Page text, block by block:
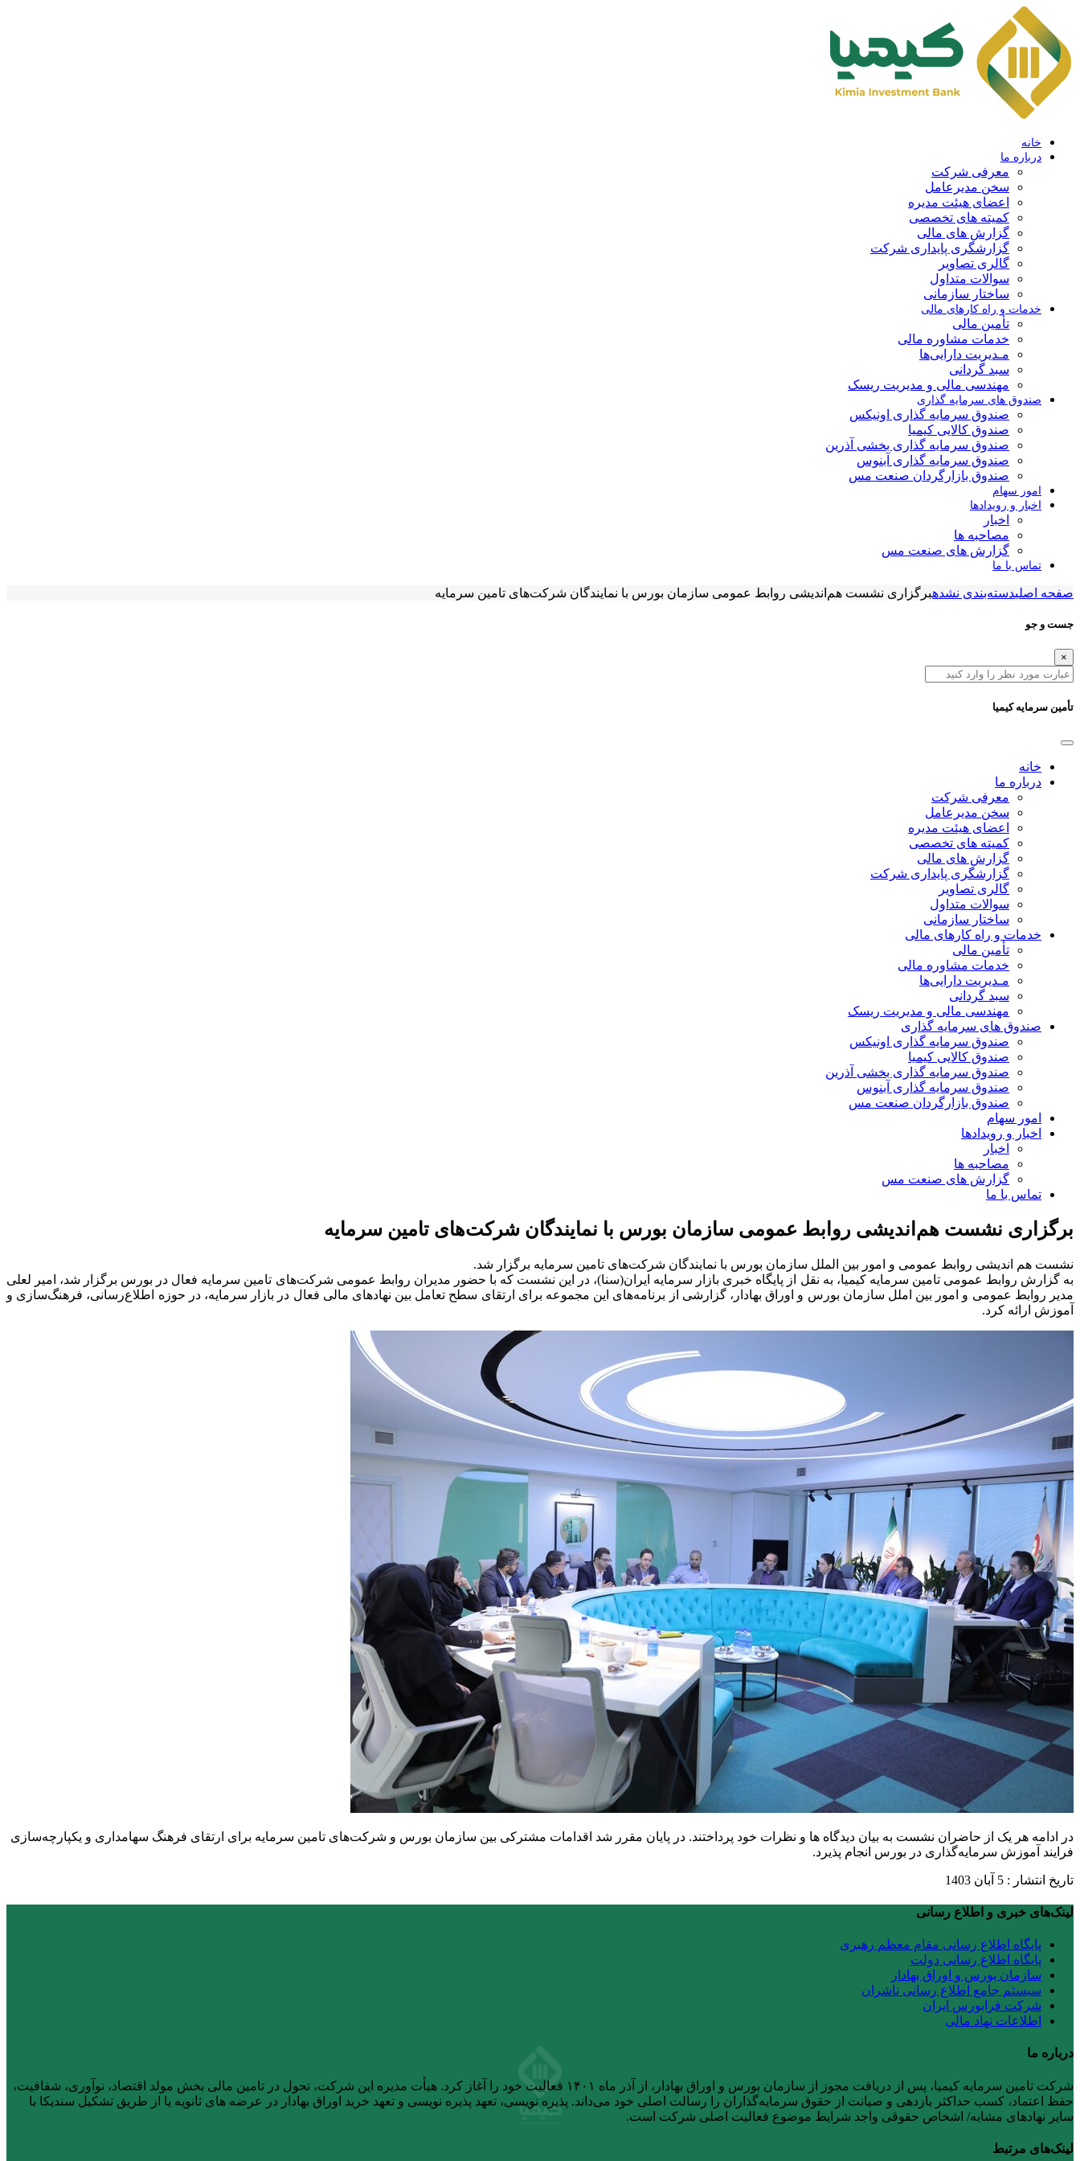
خانه
درباره ما
معرفی شرکت
سخن مدیرعامل
اعضای هیئت مدیره
کمیته های تخصصی
گزارش های مالی
گزارشگری پایداری شرکت
گالری تصاویر
سوالات متداول
ساختار سازمانی
خدمات و راه کارهای مالی
تأمین مالی
خدمات مشاوره مالی
مـدیریت دارایی‌ها
سبد گردانی
مهندسی مالی و مدیریت ریسک
صندوق های سرمایه گذاری
صندوق سرمایه گذاری اونیکس
صندوق کالایی کیمیا
صندوق سرمایه گذاری بخشی آذرین
صندوق سرمایه گذاری آبنوس
صندوق بازارگردان صنعت مس
امور سهام
اخبار و رویدادها
اخبار
مصاحبه ها
گزارش های صنعت مس
تماس با ما
صفحه اصلیدسته‌بندی نشدهبرگزاری نشست هم‌اندیشی روابط‌ عمومی سازمان بورس با نمایندگان شرکت‌های تامین سرمایه
جست و جو
×
تأمین سرمایه کیمیا
خانه
درباره ما
معرفی شرکت
سخن مدیرعامل
اعضای هیئت مدیره
کمیته های تخصصی
گزارش های مالی
گزارشگری پایداری شرکت
گالری تصاویر
سوالات متداول
ساختار سازمانی
خدمات و راه کارهای مالی
تأمین مالی
خدمات مشاوره مالی
مـدیریت دارایی‌ها
سبد گردانی
مهندسی مالی و مدیریت ریسک
صندوق های سرمایه گذاری
صندوق سرمایه گذاری اونیکس
صندوق کالایی کیمیا
صندوق سرمایه گذاری بخشی آذرین
صندوق سرمایه گذاری آبنوس
صندوق بازارگردان صنعت مس
امور سهام
اخبار و رویدادها
اخبار
مصاحبه ها
گزارش های صنعت مس
تماس با ما
برگزاری نشست هم‌اندیشی روابط‌ عمومی سازمان بورس با نمایندگان شرکت‌های تامین سرمایه
نشست هم اندیشی روابط عمومی و امور بین الملل سازمان بورس با نمایندگان شرکت‌های تامین سرمایه برگزار شد.
به گزارش روابط عمومی تامین سرمایه کیمیا، به نقل از پایگاه خبری بازار سرمایه ایران(سنا)، در این نشست که با حضور مدیران روابط عمومی شرکت‌های تامین سرمایه فعال در بورس برگزار شد، امیر لعلی
مدیر روابط عمومی و امور بین املل سازمان بورس و اوراق بهادار، گزارشی از برنامه‌های این مجموعه برای ارتقای سطح تعامل بین نهادهای مالی فعال در بازار سرمایه، در حوزه اطلاع‌رسانی، فرهنگ‌سازی و
آموزش ارائه کرد.
در ادامه هر یک از حاضران نشست به بیان دیدگاه ها و نظرات خود پرداختند. در پایان مقرر شد اقدامات مشترکی بین سازمان بورس و شرکت‌های تامین سرمایه برای ارتقای فرهنگ سهامداری و یکپارچه‌سازی
فرایند آموزش سرمایه‌گذاری در بورس انجام پذیرد.
تاریخ انتشار : 5 آبان 1403
لینک‌های خبری و اطلاع رسانی
پایگاه اطلاع رسانی مقام معظم رهبری
پایگاه اطلاع رسانی دولت
سازمان بورس و اوراق بهادار
سیستم جامع اطلاع رسانی ناشران
شرکت فرابورس ایران
اطلاعات نهاد مالی
درباره ما
شرکت تامین سرمایه کیمیا، پس از دریافت مجوز از سازمان بورس و اوراق بهادار، از آذر ماه ۱۴۰۱ فعالیت خود را آغاز کرد. هیأت مدیره این شرکت، تحول در تامین مالی بخش مولد اقتصاد، نوآوری، شفافیت،
حفظ اعتماد، کسب حداکثر بازدهی و صیانت از حقوق سرمایه‌گذاران را رسالت اصلی خود می‌داند. پذیره نویسی، تعهد پذیره نویسی و تعهد خرید اوراق بهادار در عرضه های ثانویه یا از طریق تشکیل سندیکا با
سایر نهادهای مشابه/ اشخاص حقوقی واجد شرایط موضوع فعالیت اصلی شرکت است.
لینک‌های مرتبط